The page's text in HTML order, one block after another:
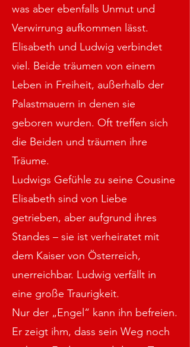
was aber ebenfalls Unmut und
Verwirrung aufkommen lässt.
Elisabeth und Ludwig verbindet
viel. Beide träumen von einem
Leben in Freiheit, außerhalb der
Palastmauern in denen sie
geboren wurden. Oft treffen sich
die Beiden und träumen ihre
Träume.
Ludwigs Gefühle zu seine Cousine
Elisabeth sind von Liebe
getrieben, aber aufgrund ihres
Standes – sie ist verheiratet mit
dem Kaiser von Österreich,
unerreichbar. Ludwig verfällt in
eine große Traurigkeit.
Nur der „Engel“ kann ihn befreien.
Er zeigt ihm, dass sein Weg noch